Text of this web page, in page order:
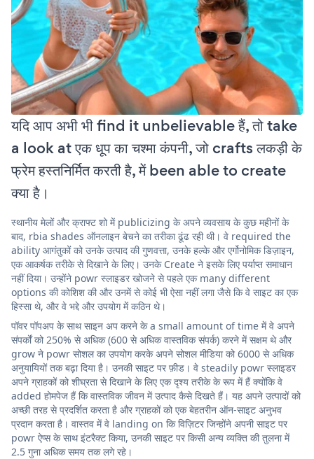
यदि आप अभी भी find it unbelievable हैं, तो take
a look at एक धूप का चश्मा कंपनी, जो crafts लकड़ी के
फ्रेम हस्तनिर्मित करती है, में been able to create
क्या है।
स्थानीय मेलों और क्राफ्ट शो में publicizing के अपने व्यवसाय के कुछ महीनों के
बाद, rbia shades ऑनलाइन बेचने का तरीका ढूंढ रही थी। वे required the
ability आगंतुकों को उनके उत्पाद की गुणवत्ता, उनके हल्के और एर्गोनोमिक डिज़ाइन,
एक आकर्षक तरीके से दिखाने के लिए। उनके Create ने इसके लिए पर्याप्त समाधान
नहीं दिया। उन्होंने powr स्लाइडर खोजने से पहले एक many different
options की कोशिश की और उनमें से कोई भी ऐसा नहीं लगा जैसे कि वे साइट का एक
हिस्सा थे, और वे भद्दे और उपयोग में कठिन थे।
पॉवर पॉपअप के साथ साइन अप करने के a small amount of time में वे अपने
संपर्कों को 250% से अधिक (600 से अधिक वास्तविक संपर्क) करने में सक्षम थे और
grow ने powr सोशल का उपयोग करके अपने सोशल मीडिया को 6000 से अधिक
अनुयायियों तक बढ़ा दिया है। उनकी साइट पर फ़ीड। वे steadily powr स्लाइडर
अपने ग्राहकों को शीघ्रता से दिखाने के लिए एक दृश्य तरीके के रूप में हैं क्योंकि वे
added होमपेज हैं कि वास्तविक जीवन में उत्पाद कैसे दिखते हैं। यह अपने उत्पादों को
अच्छी तरह से प्रदर्शित करता है और ग्राहकों को एक बेहतरीन ऑन-साइट अनुभव
प्रदान करता है। वास्तव में वे landing on कि विज़िटर जिन्होंने अपनी साइट पर
powr ऐप्स के साथ इंटरैक्ट किया, उनकी साइट पर किसी अन्य व्यक्ति की तुलना में
2.5 गुना अधिक समय तक लगे रहे।